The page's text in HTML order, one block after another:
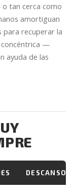
tan cerca como
amortiguan
para recuperar la
concéntrica —
ayuda de las
DESCANSO